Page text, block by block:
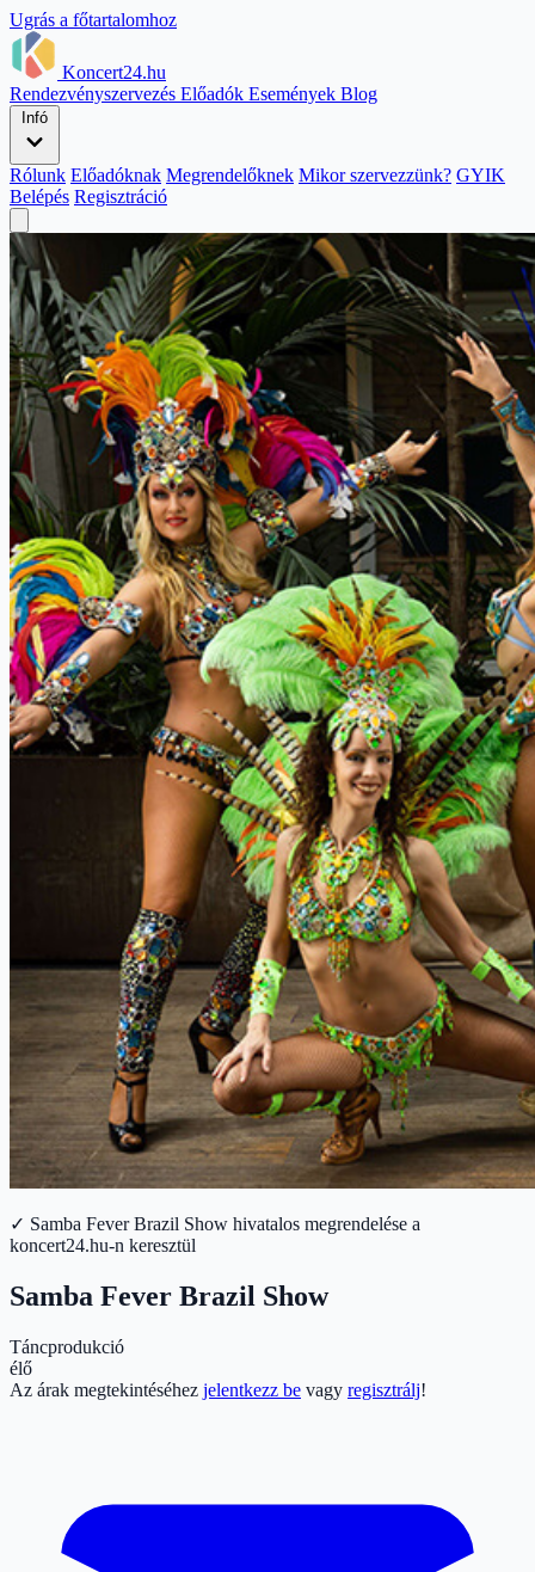
Ugrás a főtartalomhoz
Koncert24.hu
Rendezvényszervezés Előadók Események Blog
Infó
Rólunk Előadóknak Megrendelőknek Mikor szervezzünk? GYIK
Belépés Regisztráció
✓ Samba Fever Brazil Show hivatalos megrendelése a
koncert24.hu-n keresztül
Samba Fever Brazil Show
Táncprodukció
élő
Az árak megtekintéséhez jelentkezz be vagy regisztrálj!